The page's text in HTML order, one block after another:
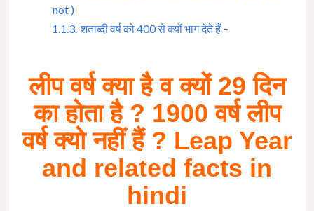
not )
1.1.3. शताब्दी वर्ष को 400 से क्यों भाग देते हैं –
लीप वर्ष क्या है व क्यों 29 दिन
का होता है ? 1900 वर्ष लीप
वर्ष क्यो नहीं हैं ? Leap Year
and related facts in
hindi